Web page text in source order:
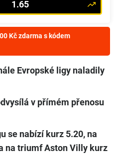
1.65
Kč zdarma s kódem
Evropské ligy naladily
v přímém přenosu
se nabízí kurz 5.20, na
na triumf Aston Villy kurz